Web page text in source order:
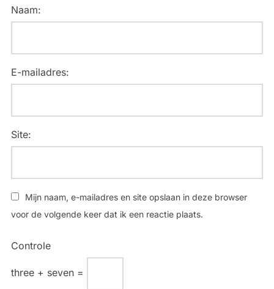
Naam:
E-mailadres:
Site:
Mijn naam, e-mailadres en site opslaan in deze browser
voor de volgende keer dat ik een reactie plaats.
Controle
three + seven =